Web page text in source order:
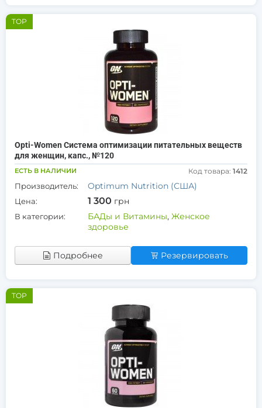
TOP
Opti-Women Система оптимизации питательных веществ
для женщин, капс., №120
ЕСТЬ В НАЛИЧИИ Код товара: 1412
Производитель: Optimum Nutrition (США)
Цена: 1 300 грн
В категории: БАДы и Витамины, Женское
здоровье
Подробнее Резервировать
TOP